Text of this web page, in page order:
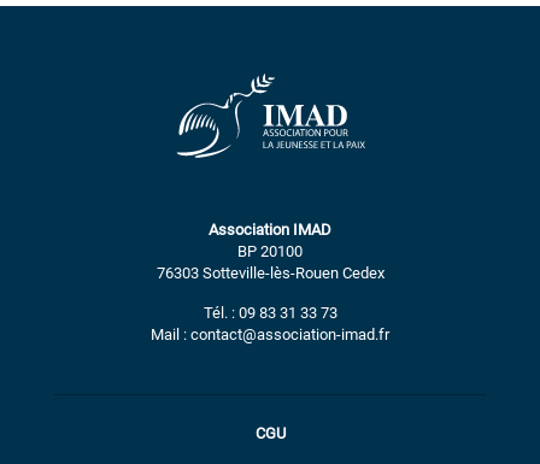
Association IMAD
BP 20100
76303 Sotteville-lès-Rouen Cedex
Tél. : 09 83 31 33 73
Mail : contact@association-imad.fr
CGU